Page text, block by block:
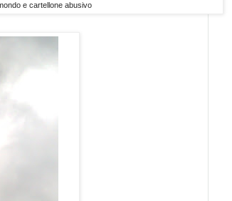
e cartellone abusivo